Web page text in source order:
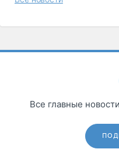
Все главные